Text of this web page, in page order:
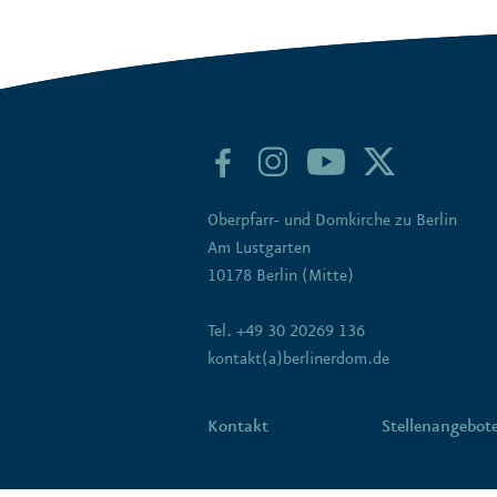
Oberpfarr- und Domkirche zu Berlin
Am Lustgarten
10178 Berlin (Mitte)
Tel. +49 30 20269 136
kontakt(a)berlinerdom.de
Kontakt